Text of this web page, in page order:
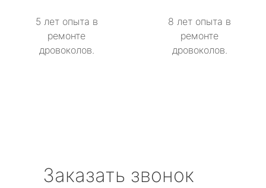
5 лет опыта в
ремонте
дровоколов.
8 лет опыта в
ремонте
дровоколов.
Заказать звонок